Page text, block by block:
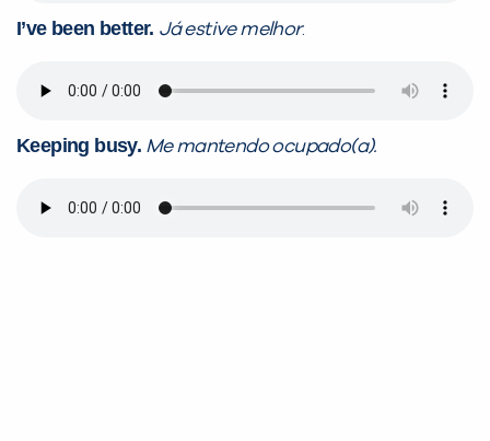
I’ve been better. Já estive melhor.
Keeping busy. Me mantendo ocupado(a).